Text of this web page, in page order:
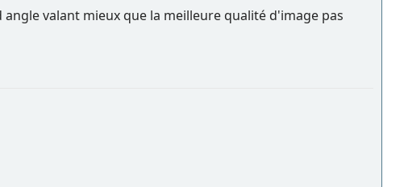
valant mieux que la meilleure qualité d'image pas